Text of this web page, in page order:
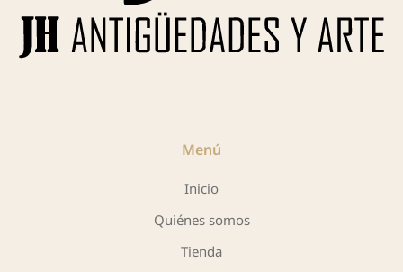
Menú
Inicio
Quiénes somos
Tienda